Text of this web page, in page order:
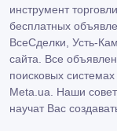
инструмент
бесплатных
ВсеСделки, Усть-
сайта. Все
поисковых
Meta.ua. Наши
научат Вас